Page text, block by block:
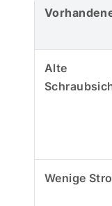
Alte
Wenige